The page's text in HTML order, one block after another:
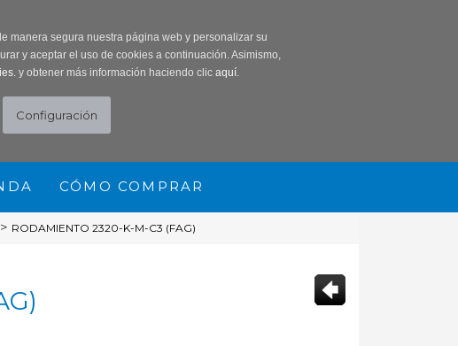
manera segura nuestra página web y personalizar su
y aceptar el uso de cookies a continuación. Asimismo,
y obtener más información haciendo clic aquí.
CÓMO COMPRAR
> RODAMIENTO 2320-K-M-C3 (FAG)